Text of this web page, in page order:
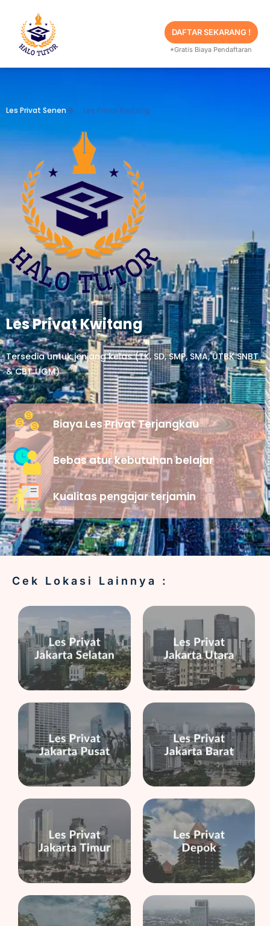
content
DAFTAR SEKARANG !
*Gratis Biaya Pendaftaran
Les Privat Senen Les Privat Kwitang
Les Privat Kwitang
Tersedia untuk jenjang kelas (TK, SD, SMP, SMA, UTBK SNBT
& CBT UGM)
Biaya Les Privat Terjangkau
Bebas atur kebutuhan belajar
Kualitas pengajar terjamin
Cek Lokasi Lainnya :